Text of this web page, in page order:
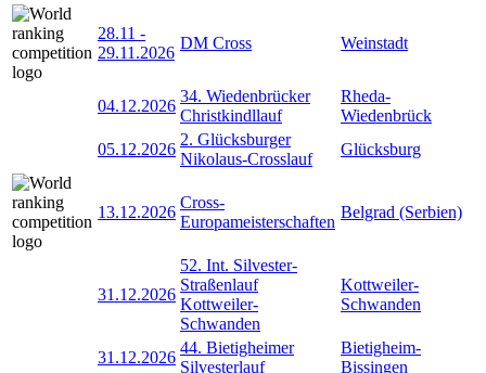
28.11 -
29.11.2026
DM Cross Weinstadt
04.12.2026
34. Wiedenbrücker
Christkindllauf
Rheda-
Wiedenbrück
05.12.2026
2. Glücksburger
Nikolaus-Crosslauf
Glücksburg
13.12.2026
Cross-
Europameisterschaften
Belgrad (Serbien)
31.12.2026
52. Int. Silvester-
Straßenlauf
Kottweiler-
Schwanden
Kottweiler-
Schwanden
31.12.2026
44. Bietigheimer
Silvesterlauf
Bietigheim-
Bissingen